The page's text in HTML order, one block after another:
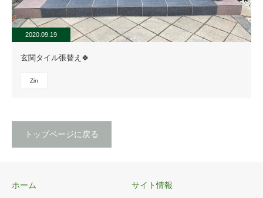
2020.09.19
玄関タイル張替え🍀
Zin
トップページに戻る
ホーム サイト情報